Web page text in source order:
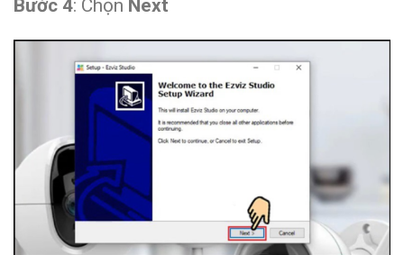
Bước 4: Chọn Next